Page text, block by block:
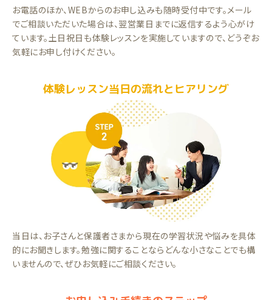
お電話のほか、WEBからのお申し込みも随時受付中です。メール
でご相談いただいた場合は、翌営業日までに返信するよう心がけ
ています。土日祝日も体験レッスンを実施していますので、どうぞお
気軽にお申し付けください。
体験レッスン当日の流れとヒアリング
当日は、お子さんと保護者さまから現在の学習状況や悩みを具体
的にお聞きします。勉強に関することならどんな小さなことでも構
いませんので、ぜひお気軽にご相談ください。